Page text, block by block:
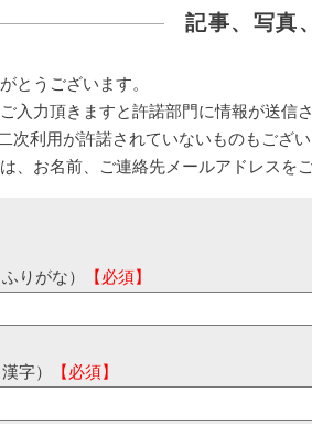
記事、写真
とうございます。
入力頂きますと許諾部門に情報が送信
次利用が許諾されていないものもござ
、お名前、ご連絡先メールアドレスを
りがな） 【必須】
字） 【必須】